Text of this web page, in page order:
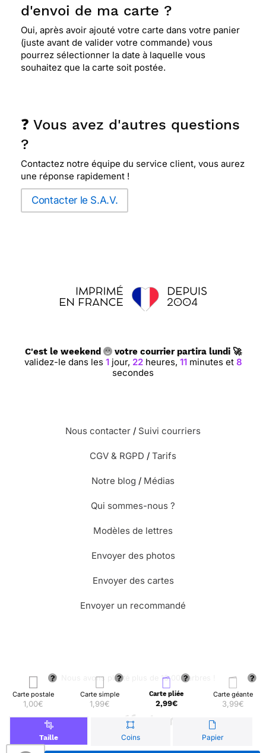
Carte postale
1,00€
Carte simple
1,99€
Carte pliée
2,99€
Carte géante
3,99€
Taille Coins Papier
d'envoi de ma carte ?
Oui, après avoir ajouté votre carte dans votre panier
(juste avant de valider votre commande) vous
pourrez sélectionner la date à laquelle vous
souhaitez que la carte soit postée.
❓ Vous avez d'autres questions
?
Contactez notre équipe du service client, vous aurez
une réponse rapidement !
Contacter le S.A.V.
C'est le weekend votre courrier partira lundi 🚀
validez-le dans les 1 jour, 22 heures, 11 minutes et 7
secondes
Nous contacter / Suivi courriers
CGV & RGPD / Tarifs
Notre blog / Médias
Qui sommes-nous ?
Modèles de lettres
Envoyer des photos
Envoyer des cartes
Envoyer un recommandé
🌳 Nous avons planté plus de 13.000 arbres !
© Merci Facteur